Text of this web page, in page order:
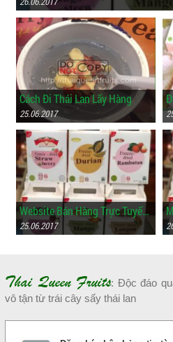
Cách Đi Thái Lan Lấy Hàng
25.06.2017
Website Bán Hàng Trực Tuyến Của Thái Lan
25.06.2017
Thai Queen Fruits: Độc đáo
vô tận từ trái cây sấy thái lan